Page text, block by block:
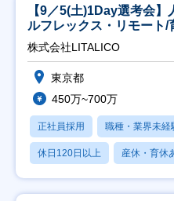
【9／5(土)1Day選考会
ルフレックス・リモート/
株式会社LITALICO
東京都
450万~700万
正社員採用 職種・業界未経
休日120日以上 産休・育休